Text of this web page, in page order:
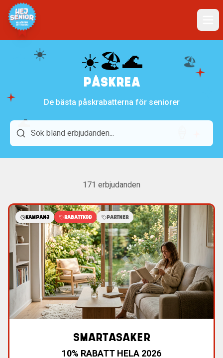
☀️ 🏖️
🌊
☀️🏖️🌊
PÅSKREA
De bästa påskrabatterna för seniorer
171 erbjudanden
KAMPANJ RABATTKOD PARTNER
SMARTASAKER
10% RABATT HELA 2026